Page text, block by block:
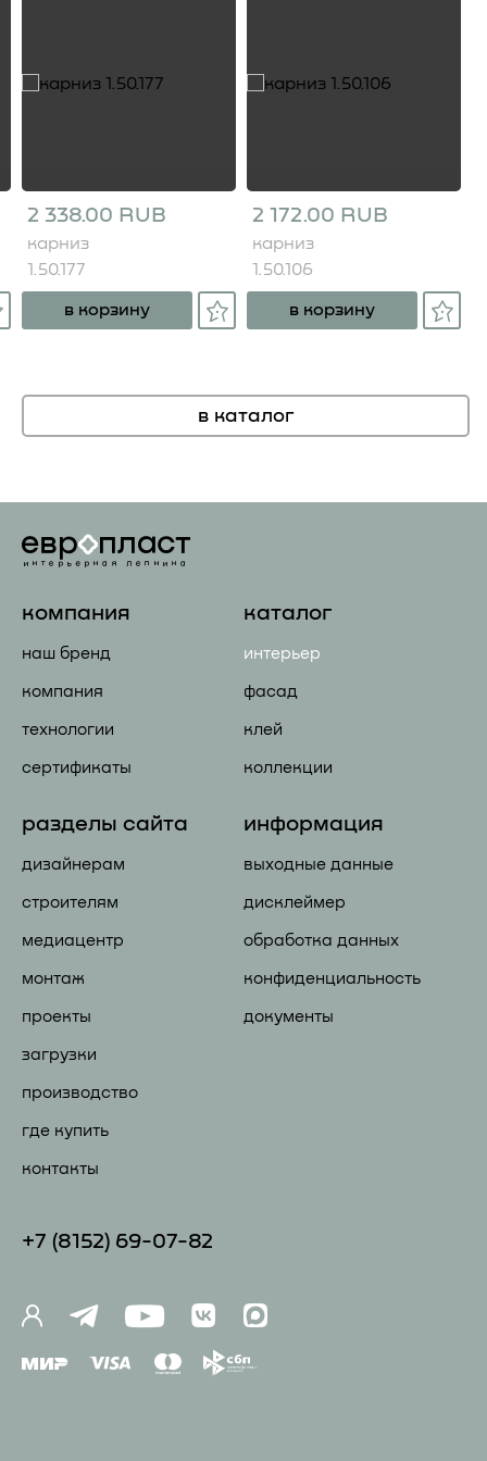
2 338.00 RUB
карниз
1.50.177
в корзину
2 172.00 RUB
карниз
1.50.106
в корзину
в каталог
компания
наш бренд
компания
технологии
сертификаты
каталог
интерьер
фасад
клей
коллекции
разделы сайта
дизайнерам
строителям
медиацентр
монтаж
проекты
загрузки
производство
где купить
контакты
информация
выходные данные
дисклеймер
обработка данных
конфиденциальность
документы
+7 (81 52) 69-07-82